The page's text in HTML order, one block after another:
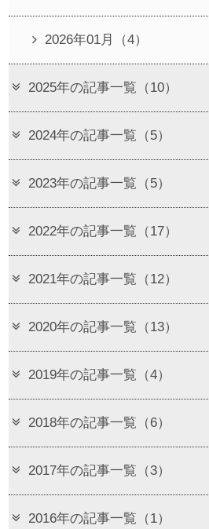
2026年01月（4）
2025年の記事一覧（10）
2024年の記事一覧（5）
2023年の記事一覧（5）
2022年の記事一覧（17）
2021年の記事一覧（12）
2020年の記事一覧（13）
2019年の記事一覧（4）
2018年の記事一覧（6）
2017年の記事一覧（3）
2016年の記事一覧（1）